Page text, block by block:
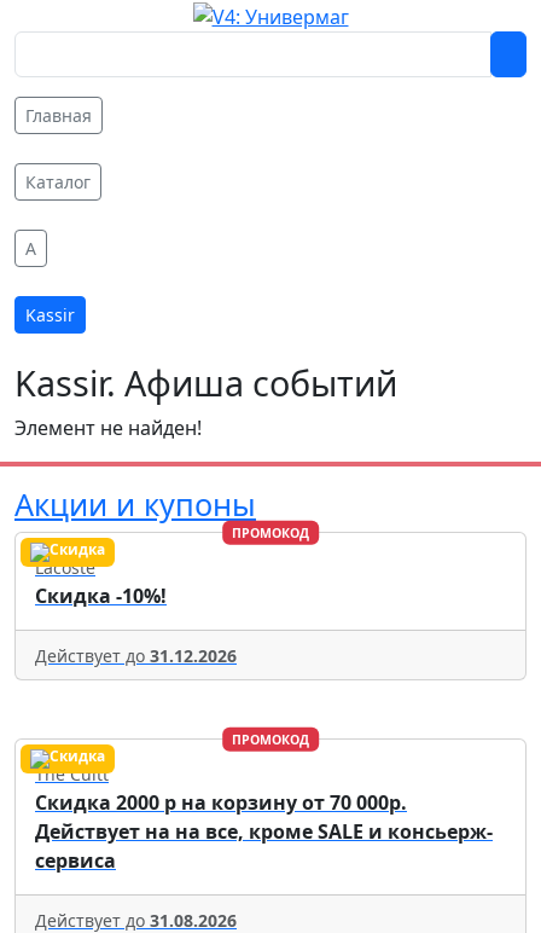
Главная
Каталог
A
Kassir
Kassir. Афиша событий
Элемент не найден!
Акции и купоны
ПРОМОКОД
Lacoste
Скидка -10%!
Действует до 31.12.2026
ПРОМОКОД
The Cultt
Скидка 2000 р на корзину от 70 000р.
Действует на на все, кроме SALE и консьерж-
сервиса
Действует до 31.08.2026